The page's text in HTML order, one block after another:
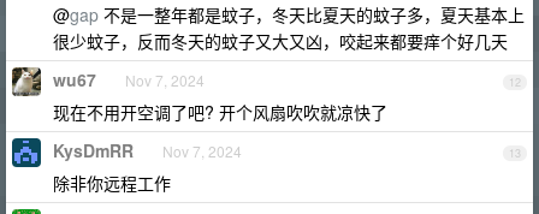
@gap 不是一整年都是蚊子，冬天比夏天的蚊子多，夏天基本上
很少蚊子，反而冬天的蚊子又大又凶，咬起来都要痒个好几天
12
wu67 Nov 7, 2024
现在不用开空调了吧? 开个风扇吹吹就凉快了
13
KysDmRR Nov 7, 2024
除非你远程工作